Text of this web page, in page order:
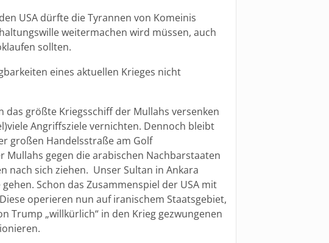
USA dürfte die Tyrannen von Komeinis
weitermachen wird müssen, auch
sollten.
eines aktuellen Krieges nicht
größte Kriegsschiff der Mullahs versenken
Angriffsziele vernichten. Dennoch bleibt
großen Handelsstraße am Golf
gegen die arabischen Nachbarstaaten
nach sich ziehen. Unser Sultan in Ankara
Schon das Zusammenspiel der USA mit
operieren nun auf iranischem Staatsgebiet,
Trump „willkürlich“ in den Krieg gezwungenen